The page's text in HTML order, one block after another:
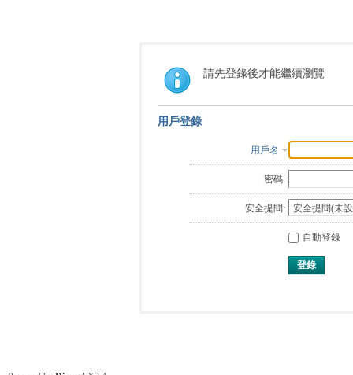
請先登錄後才能繼續瀏覽
用戶登錄
用戶名
密碼:
安全提問:
自動登錄
登錄